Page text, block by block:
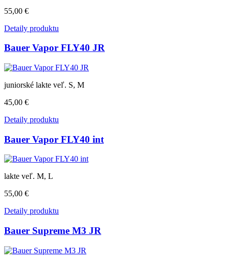
55,00 €
Detaily produktu
Bauer Vapor FLY40 JR
juniorské lakte veľ. S, M
45,00 €
Detaily produktu
Bauer Vapor FLY40 int
lakte veľ. M, L
55,00 €
Detaily produktu
Bauer Supreme M3 JR